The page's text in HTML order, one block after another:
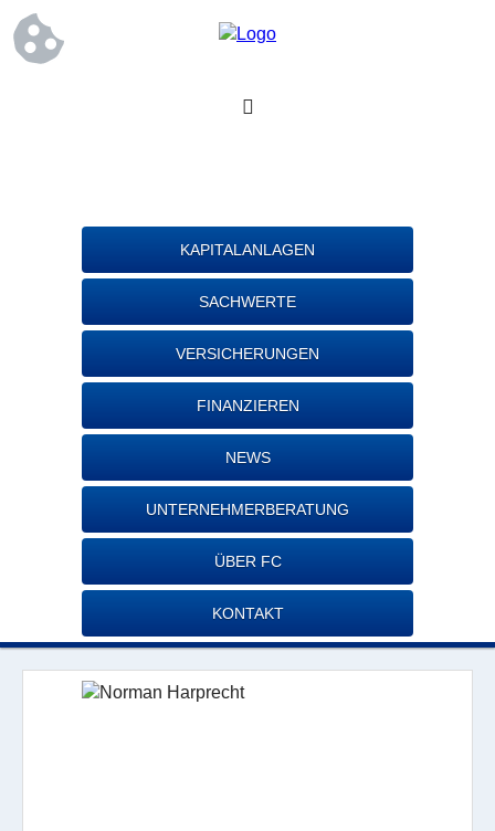
KAPITALANLAGEN
SACHWERTE
VERSICHERUNGEN
FINANZIEREN
NEWS
UNTERNEHMERBERATUNG
ÜBER FC
KONTAKT